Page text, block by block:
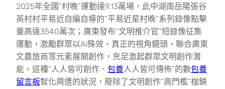
2025年全國“村晚”運動達9.13萬場，此中湖南岳陽張谷
英村村平易近自編自導的“平易近星村晚”系列錄像點擊
量高達3540萬次；廣東發布“文明推介官”短錄像征集
運動，激勵群眾以AI殊效、真正的視角鏡頭，聯合廣東
文農旅商等元素展開創作，充足激起群眾文明創作潛
能。這種“人人皆可創作、 包養人人皆可傳佈”的數包養
留言板智化周遭的狀況，廢除了文明創作“高門檻”枷鎖